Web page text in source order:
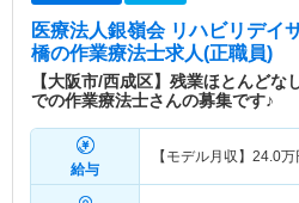
医療法人銀嶺会 リハビリデイ
橋の作業療法士求人(正職員)
【大阪市/西成区】残業ほとんどな
での作業療法士さんの募集です♪
給与
【モデル月収】 24.0万